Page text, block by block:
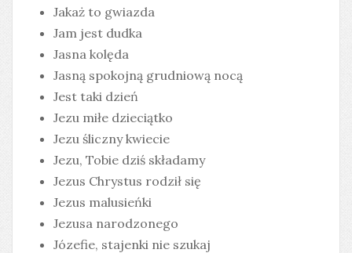
Jakaż to gwiazda
Jam jest dudka
Jasna kolęda
Jasną spokojną grudniową nocą
Jest taki dzień
Jezu miłe dzieciątko
Jezu śliczny kwiecie
Jezu, Tobie dziś składamy
Jezus Chrystus rodził się
Jezus malusieńki
Jezusa narodzonego
Józefie, stajenki nie szukaj